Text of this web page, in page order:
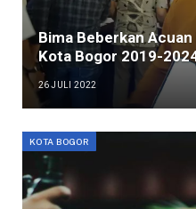
Bima Beberkan
Kota Bogor 2019-
26 JULI 2022
KOTA BOGOR